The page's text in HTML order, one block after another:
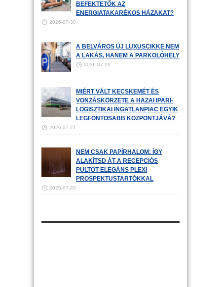
BEFEKTETŐK AZ
ENERGIATAKARÉKOS HÁZAKAT?
2026-07-30
A BELVÁROS ÚJ LUXUSCIKKE NEM
A LAKÁS, HANEM A PARKOLÓHELY
2026-07-29
MIÉRT VÁLT KECSKEMÉT ÉS
VONZÁSKÖRZETE A HAZAI IPARI-
LOGISZTIKAI INGATLANPIAC EGYIK
LEGFONTOSABB KÖZPONTJÁVÁ?
2026-07-21
NEM CSAK PAPÍRHALOM: ÍGY
ALAKÍTSD ÁT A RECEPCIÓS
PULTOT ELEGÁNS PLEXI
PROSPEKTUSTARTÓKKAL
2026-07-20